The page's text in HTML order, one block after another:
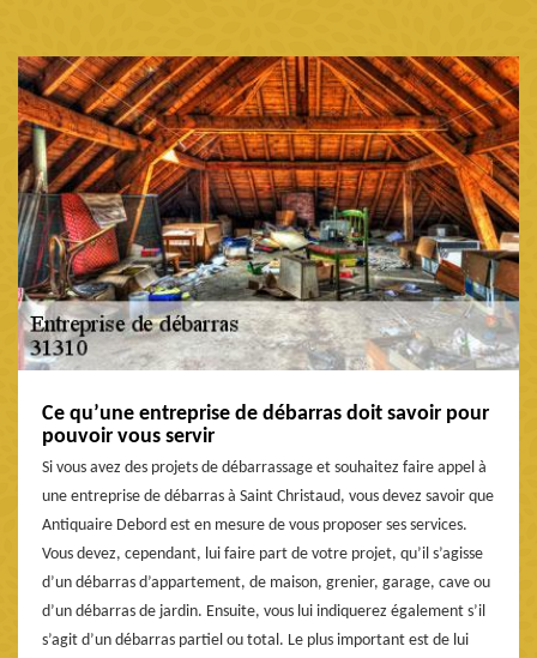
Ce qu’une entreprise de débarras doit savoir pour
pouvoir vous servir
Si vous avez des projets de débarrassage et souhaitez faire appel à
une entreprise de débarras à Saint Christaud, vous devez savoir que
Antiquaire Debord est en mesure de vous proposer ses services.
Vous devez, cependant, lui faire part de votre projet, qu’il s’agisse
d’un débarras d’appartement, de maison, grenier, garage, cave ou
d’un débarras de jardin. Ensuite, vous lui indiquerez également s’il
s’agit d’un débarras partiel ou total. Le plus important est de lui